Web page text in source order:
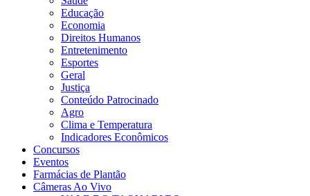
Educação
Economia
Direitos Humanos
Entretenimento
Esportes
Geral
Justiça
Conteúdo Patrocinado
Agro
Clima e Temperatura
Indicadores Econômicos
Concursos
Eventos
Farmácias de Plantão
Câmeras Ao Vivo